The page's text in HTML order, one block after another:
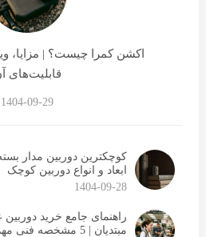
اکشن کمرا چیست؟ | مزایا،
قابلیت‌های
1404-09-29
کوچکترین دوربین مدار
ابعاد و انواع دوربین کوچک
1404-09-28
راهنمای جامع خرید
مبتدیان | 5 مشخصه فنی مهم